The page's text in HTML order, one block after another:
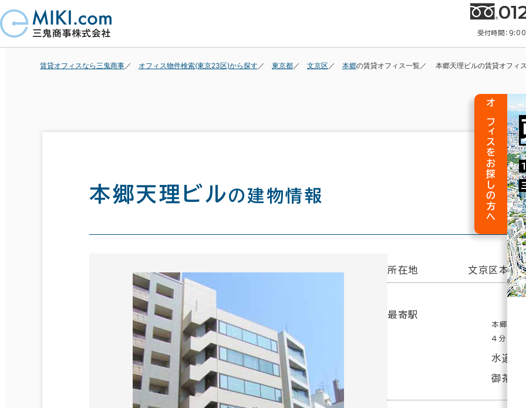
受付時間：
賃貸オフィスなら三鬼商事 オフィス物件検索(東京23区)から探す 東京都 文京区 本郷の賃貸オフィス一覧 本郷天理ビルの賃貸オフィス
本郷天理ビルの建物情報
所在地 文京区本
最寄駅
本郷三丁
4分
水道
御茶ノ
オフィスをお探しの方へ